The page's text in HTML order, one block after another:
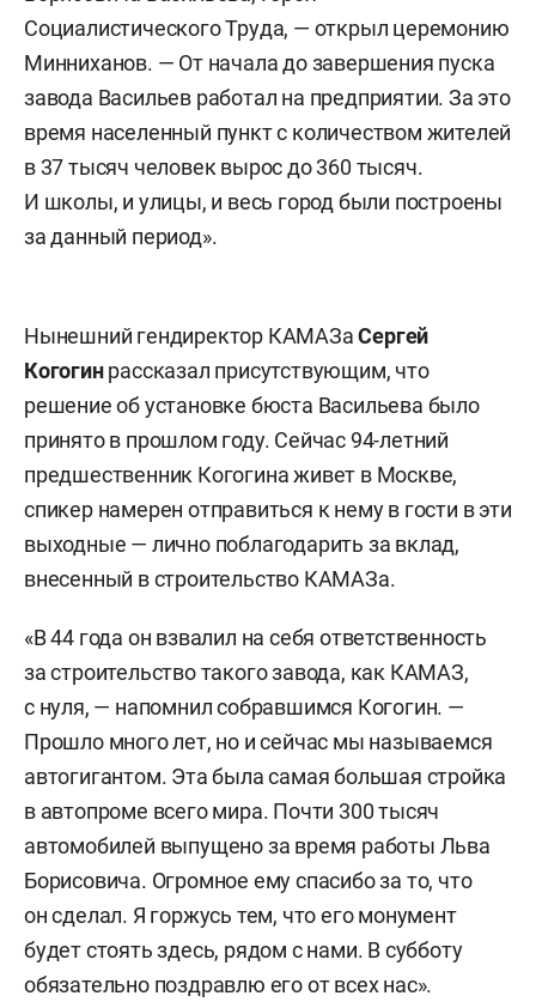
Социалистического Труда, — открыл церемонию
Минниханов. — От начала до завершения пуска
завода Васильев работал на предприятии. За это
время населенный пункт с количеством жителей
в 37 тысяч человек вырос до 360 тысяч.
И школы, и улицы, и весь город были построены
за данный период».
Нынешний гендиректор КАМАЗаСергей
Когогинрассказал присутствующим, что
решение об установке бюста Васильева было
принято в прошлом году. Сейчас 94-летний
предшественник Когогина живет в Москве,
спикер намерен отправиться к нему в гости в эти
выходные — лично поблагодарить за вклад,
внесенный в строительство КАМАЗа.
«В 44 года он взвалил на себя ответственность
за строительство такого завода, как КАМАЗ,
с нуля, — напомнил собравшимся Когогин. —
Прошло много лет, но и сейчас мы называемся
автогигантом. Эта была самая большая стройка
в автопроме всего мира. Почти 300 тысяч
автомобилей выпущено за время работы Льва
Борисовича. Огромное ему спасибо за то, что
он сделал. Я горжусь тем, что его монумент
будет стоять здесь, рядом с нами. В субботу
обязательно поздравлю его от всех нас».